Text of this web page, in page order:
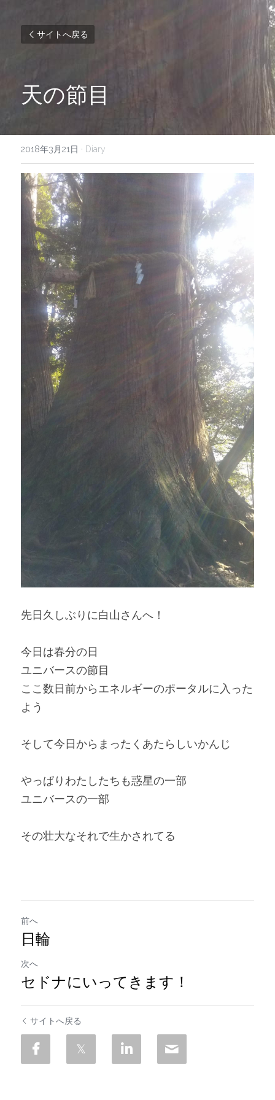
サイトへ戻る
天の節目
2018年3月21日 · Diary
先日久しぶりに白山さんへ！
今日は春分の日
ユニバースの節目
ここ数日前からエネルギーのポータルに入った
よう
そして今日からまったくあたらしいかんじ
やっぱりわたしたちも惑星の一部
ユニバースの一部
その壮大なそれで生かされてる
前へ
日輪
次へ
セドナにいってきます！
サイトへ戻る